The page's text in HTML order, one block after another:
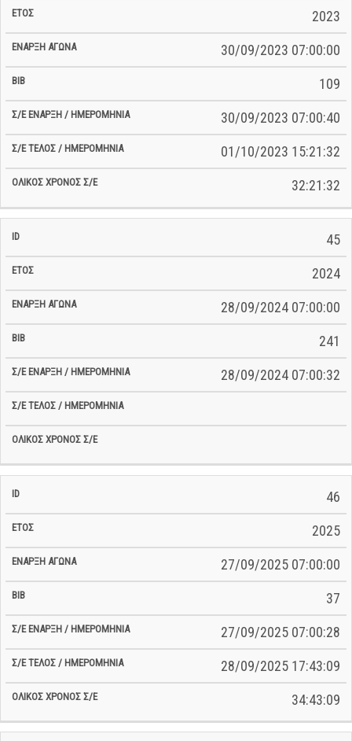
2023
30/09/2023 07:00:00
109
30/09/2023 07:00:40
01/10/2023 15:21:32
32:21:32
45
2024
28/09/2024 07:00:00
241
28/09/2024 07:00:32
46
2025
27/09/2025 07:00:00
37
27/09/2025 07:00:28
28/09/2025 17:43:09
34:43:09